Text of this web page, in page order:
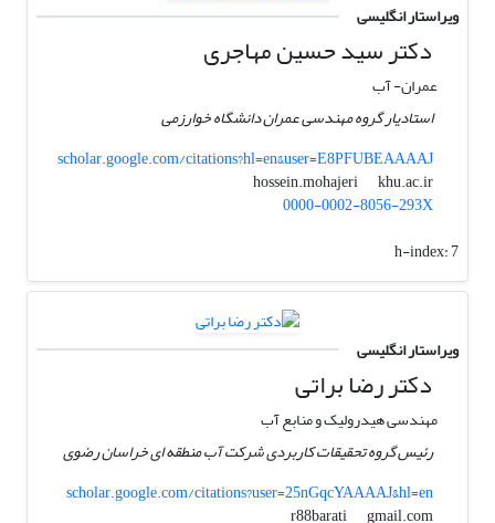
ویراستار انگلیسی
دکتر سید حسین مهاجری
عمران- آب
استادیار گروه مهندسی عمران دانشگاه خوارزمی
scholar.google.com/citations?hl=en&user=E8PFUBEAAAAJ
hossein.mohajeri
khu.ac.ir
0000-0002-8056-293X
h-index:7
ویراستار انگلیسی
دکتر رضا براتی
مهندسی هیدرولیک و منابع آب
رئیس گروه تحقیقات کاربردی شرکت آب منطقه ای خراسان رضوی
scholar.google.com/citations?user=25nGqcYAAAAJ&hl=en
r88barati
gmail.com